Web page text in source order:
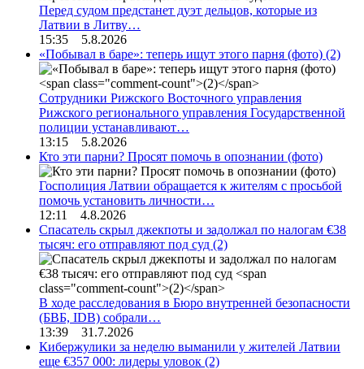
Перед судом предстанет дуэт дельцов, которые из
Латвии в Литву…
15:35 5.8.2026
«Побывал в баре»: теперь ищут этого парня (фото) (2)
Сотрудники Рижского Восточного управления
Рижского регионального управления Государственной
полиции устанавливают…
13:15 5.8.2026
Кто эти парни? Просят помочь в опознании (фото)
Госполиция Латвии обращается к жителям с просьбой
помочь установить личности…
12:11 4.8.2026
Спасатель скрыл джекпоты и задолжал по налогам €38
тысяч: его отправляют под суд (2)
В ходе расследования в Бюро внутренней безопасности
(БВБ, IDB) собрали…
13:39 31.7.2026
Кибержулики за неделю выманили у жителей Латвии
еще €357 000: лидеры уловок (2)